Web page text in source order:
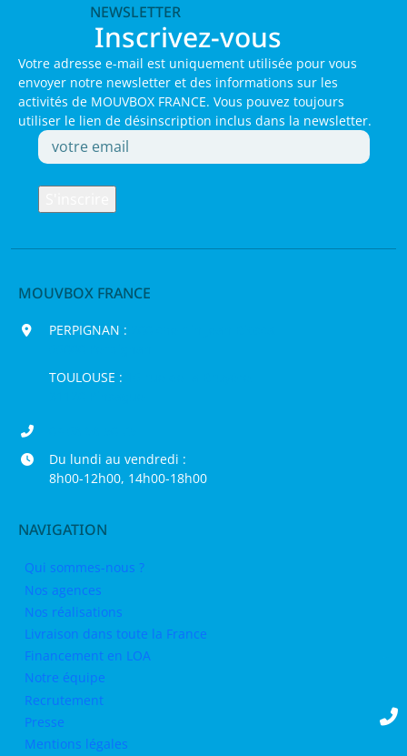
NEWSLETTER
Inscrivez-vous
Votre adresse e-mail est uniquement utilisée pour vous
envoyer notre newsletter et des informations sur les
activités de MOUVBOX FRANCE. Vous pouvez toujours
utiliser le lien de désinscription inclus dans la newsletter.
MOUVBOX FRANCE
PERPIGNAN :
TOULOUSE :
Du lundi au vendredi :
8h00-12h00, 14h00-18h00
NAVIGATION
Qui sommes-nous ?
Nos agences
Nos réalisations
Livraison dans toute la France
Financement en LOA
Notre équipe
Recrutement
Presse
Mentions légales